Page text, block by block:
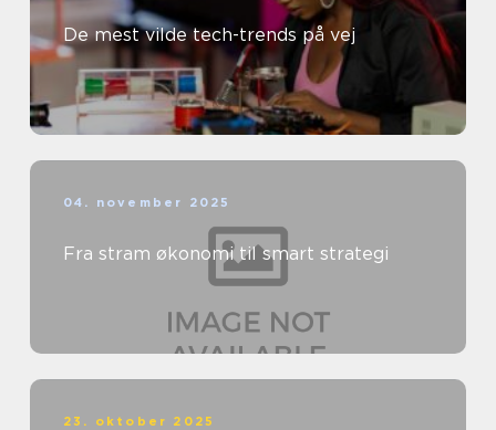
De mest vilde tech-trends på vej
04. november 2025
Fra stram økonomi til smart strategi
23. oktober 2025